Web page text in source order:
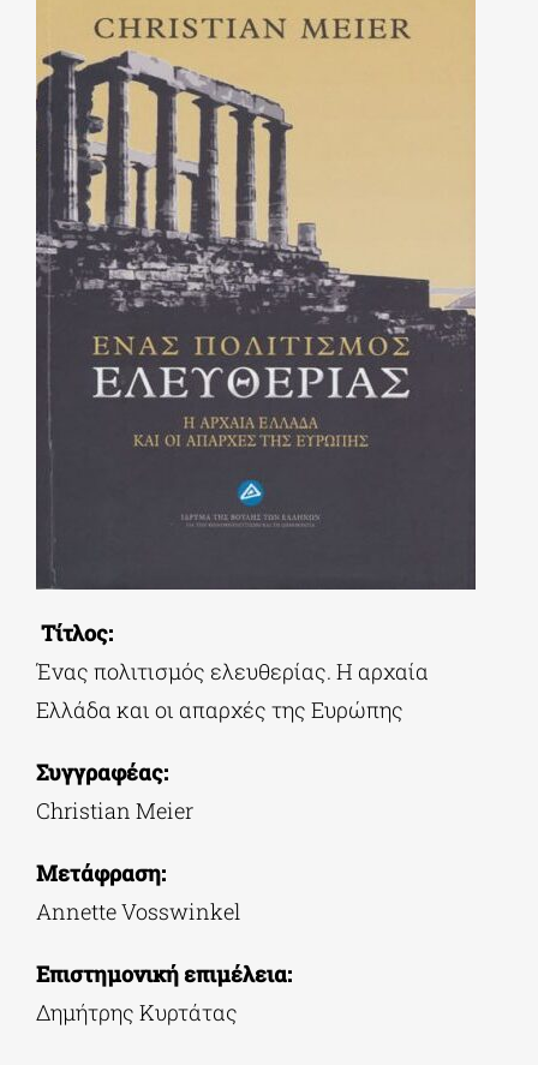
Τίτλος:
Ένας πολιτισμός ελευθερίας. Η αρχαία
Ελλάδα και οι απαρχές της Ευρώπης
Συγγραφέας:
Christian Meier
Μετάφραση:
Annette Vosswinkel
Επιστημονική επιμέλεια:
Δημήτρης Κυρτάτας